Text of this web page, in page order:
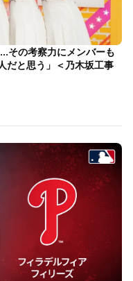
その考察力にメンバーも
だと思う」＜乃木坂工事